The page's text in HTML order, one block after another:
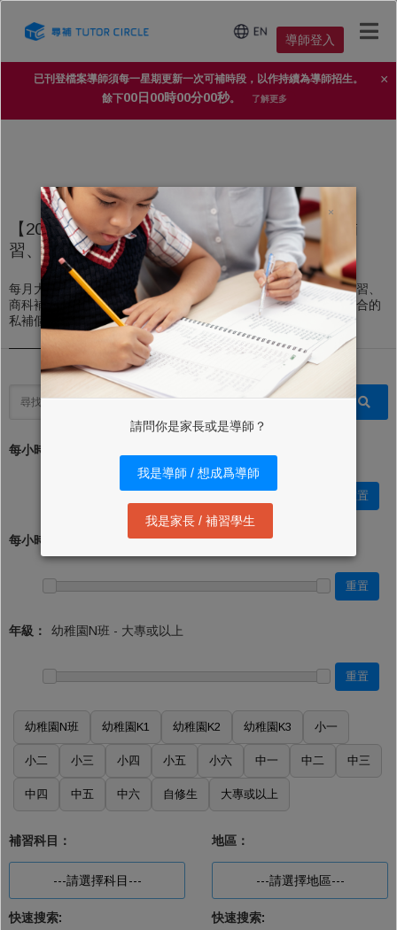
導師登入
×
已刊登檔案導師須每一星期更新一次可補時段，以作持續為導師招生。
餘下00日00時00分00秒。 了解更多
×
請問你是家長或是導師？
我是導師 / 想成爲導師
我是家長 / 補習學生
【2025年家長導師信賴 No.1 補習平台】上門補
習、私人補習個案
每月大量上門補習、私人補習個案，不論DSE文科補習、理科補習、
商科補習，還是高中、初中、小學補習，導師都能即時配對到適合的
私補個案。
每小時學費 (最低)：*
重置
每小時學費 (最高)：
重置
年級：
重置
幼稚園N班 幼稚園K1 幼稚園K2 幼稚園K3 小一
小二 小三 小四 小五 小六 中一 中二 中三
中四 中五 中六 自修生 大專或以上
補習科目： 地區：
---請選擇科目--- ---請選擇地區---
快速搜索:
快速搜索: